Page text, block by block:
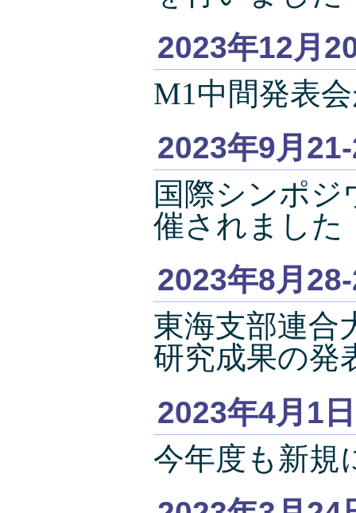
2023年12月
M1中間発表
2023年9月
国際シンポジ
催されました
2023年8月
東海支部連合
研究成果の発
2023年4月1日
今年度も新規